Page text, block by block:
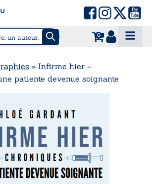
0
» Infirme hier –
patiente devenue soignante